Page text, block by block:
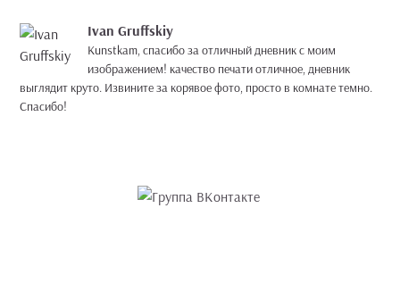
Ivan Gruffskiy
Kunstkam, спасибо за отличный дневник с моим
изображением! качество печати отличное, дневник
выглядит круто. Извините за корявое фото, просто в комнате темно.
Спасибо!